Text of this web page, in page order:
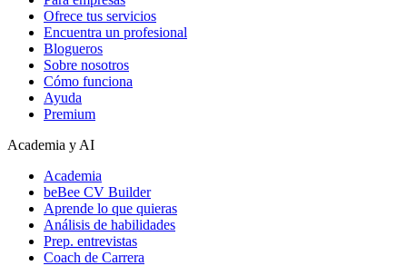
Ofrece tus servicios
Encuentra un profesional
Blogueros
Sobre nosotros
Cómo funciona
Ayuda
Premium
Academia y AI
Academia
beBee CV Builder
Aprende lo que quieras
Análisis de habilidades
Prep. entrevistas
Coach de Carrera